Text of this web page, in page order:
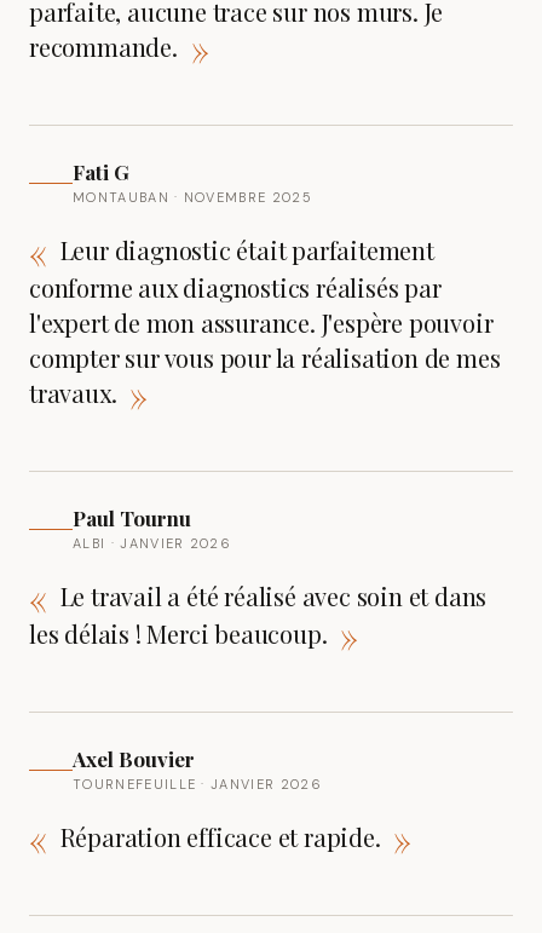
parfaite, aucune trace sur nos murs. Je
recommande. »
Fati G
MONTAUBAN · NOVEMBRE 2025
« Leur diagnostic était parfaitement
conforme aux diagnostics réalisés par
l'expert de mon assurance. J'espère pouvoir
compter sur vous pour la réalisation de mes
travaux. »
Paul Tournu
ALBI · JANVIER 2026
« Le travail a été réalisé avec soin et dans
les délais ! Merci beaucoup. »
Axel Bouvier
TOURNEFEUILLE · JANVIER 2026
« Réparation efficace et rapide. »